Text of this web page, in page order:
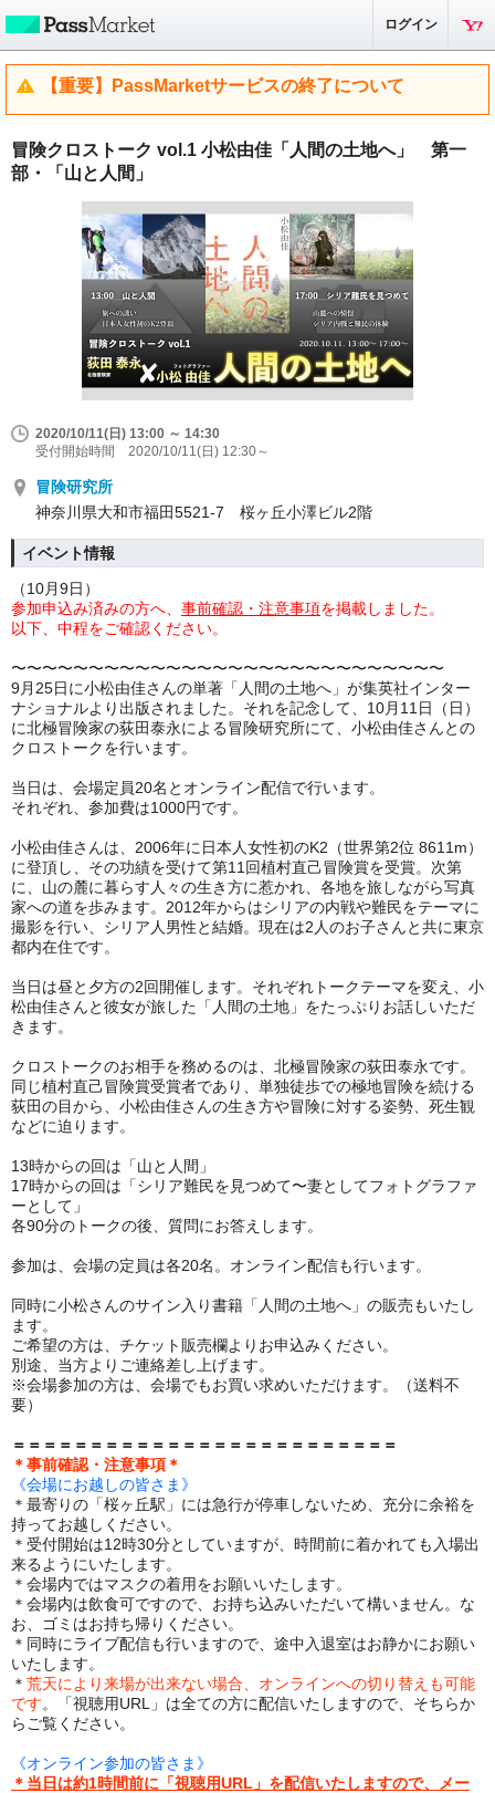
ログイン
【重要】PassMarketサービスの終了について
冒険クロストーク vol.1 小松由佳「人間の土地へ」 第一
部・「山と人間」
2020/10/11(日) 13:00 ～ 14:30
受付開始時間 2020/10/11(日) 12:30～
冒険研究所
神奈川県大和市福田5521-7 桜ヶ丘小澤ビル2階
イベント情報
（10月9日）
参加申込み済みの方へ、 事前確認・注意事項を掲載しました。
以下、中程をご確認ください。
〜〜〜〜〜〜〜〜〜〜〜〜〜〜〜〜〜〜〜〜〜〜〜〜〜〜〜〜
9月25日に小松由佳さんの単著「人間の土地へ」が集英社インター
ナショナルより出版されました。それを記念して、10月11日（日）
に北極冒険家の荻田泰永による冒険研究所にて、小松由佳さんとの
クロストークを行います。
当日は、会場定員20名とオンライン配信で行います。
それぞれ、参加費は1000円です。
小松由佳さんは、2006年に日本人女性初のK2（世界第2位 8611m）
に登頂し、その功績を受けて第11回植村直己冒険賞を受賞。次第
に、山の麓に暮らす人々の生き方に惹かれ、各地を旅しながら写真
家への道を歩みます。2012年からはシリアの内戦や難民をテーマに
撮影を行い、シリア人男性と結婚。現在は2人のお子さんと共に東京
都内在住です。
当日は昼と夕方の2回開催します。それぞれトークテーマを変え、小
松由佳さんと彼女が旅した「人間の土地」をたっぷりお話しいただ
きます。
クロストークのお相手を務めるのは、北極冒険家の荻田泰永です。
同じ植村直己冒険賞受賞者であり、単独徒歩での極地冒険を続ける
荻田の目から、小松由佳さんの生き方や冒険に対する姿勢、死生観
などに迫ります。
13時からの回は「山と人間」
17時からの回は「シリア難民を見つめて〜妻としてフォトグラファ
ーとして」
各90分のトークの後、質問にお答えします。
参加は、会場の定員は各20名。オンライン配信も行います。
同時に小松さんのサイン入り書籍「人間の土地へ」の販売もいたし
ます。
ご希望の方は、チケット販売欄よりお申込みください。
別途、当方よりご連絡差し上げます。
※会場参加の方は、会場でもお買い求めいただけます。（送料不
要）
＝＝＝＝＝＝＝＝＝＝＝＝＝＝＝＝＝＝＝＝＝＝＝＝＝
＊事前確認・注意事項＊
《会場にお越しの皆さま》
＊最寄りの「桜ヶ丘駅」には急行が停車しないため、充分に余裕を
持ってお越しください。
＊受付開始は12時30分としていますが、時間前に着かれても入場出
来るようにいたします。
＊会場内ではマスクの着用をお願いいたします。
＊会場内は飲食可ですので、お持ち込みいただいて構いません。な
お、ゴミはお持ち帰りください。
＊同時にライブ配信も行いますので、途中入退室はお静かにお願い
いたします。
＊ 荒天により来場が出来ない場合、オンラインへの切り替えも可能
です。「視聴用URL」は全ての方に配信いたしますので、そちらか
らご覧ください。
《オンライン参加の皆さま》
＊当日は約1時間前に「視聴用URL」を配信いたしますので、メー